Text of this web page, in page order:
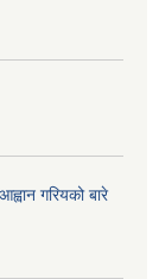
गरियको बारे